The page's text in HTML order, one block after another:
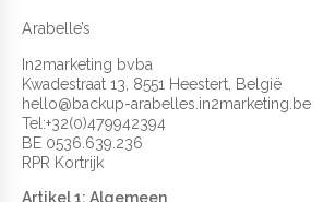
Arabelle’s
In2marketing bvba
Kwadestraat 13, 8551 Heestert, België
hello@backup-arabelles.in2marketing.be
Tel:+32(0)479942394
BE 0536.639.236
RPR Kortrijk
Artikel 1: Algemeen